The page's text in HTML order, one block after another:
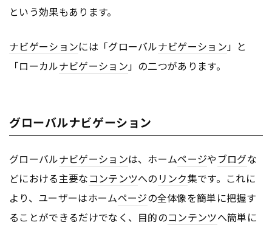
という効果もあります。
ナビゲーションには「グローバルナビゲーション」と
「ローカルナビゲーション」の二つがあります。
グローバルナビゲーション
グローバルナビゲーションは、ホームページやブログな
どにおける主要なコンテンツへの リンク集です。これに
より、ユーザーはホームページの全体像を簡単に把握す
ることができるだけでなく、目的のコンテンツへ簡単に